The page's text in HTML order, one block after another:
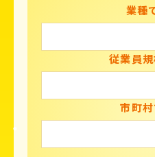
業種
従業員
市町